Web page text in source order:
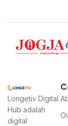
Longetiv Digital
Hub adalah
digital